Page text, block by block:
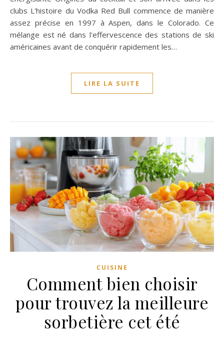
clubs L'histoire du Vodka Red Bull commence de manière
assez précise en 1997 à Aspen, dans le Colorado. Ce
mélange est né dans l'effervescence des stations de ski
américaines avant de conquérir rapidement les…
LIRE LA SUITE
CUISINE
Comment bien choisir
pour trouvez la meilleure
sorbetière cet été